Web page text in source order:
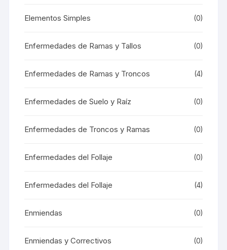
Elementos Simples (0)
Enfermedades de Ramas y Tallos (0)
Enfermedades de Ramas y Troncos (4)
Enfermedades de Suelo y Raíz (0)
Enfermedades de Troncos y Ramas (0)
Enfermedades del Follaje (0)
Enfermedades del Follaje (4)
Enmiendas (0)
Enmiendas y Correctivos (0)